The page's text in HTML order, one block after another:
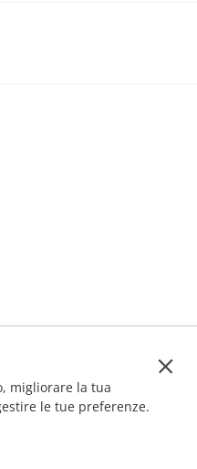
migliorare la tua
le tue preferenze.